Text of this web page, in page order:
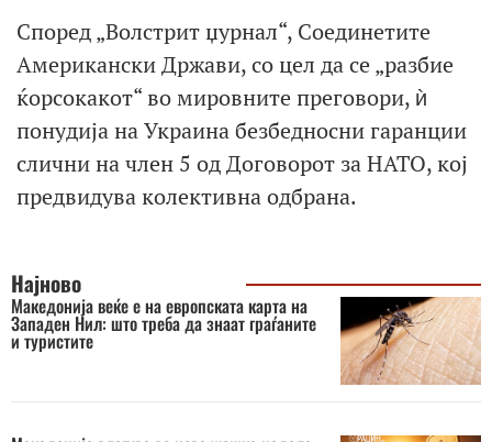
Според „Волстрит џурнал“, Соединетите
Американски Држави, со цел да се „разбие
ќорсокакот“ во мировните преговори, ѝ
понудија на Украина безбедносни гаранции
слични на член 5 од Договорот за НАТО, кој
предвидува колективна одбрана.
Најново
Македонија веќе е на европската карта на
Западен Нил: што треба да знаат граѓаните
и туристите